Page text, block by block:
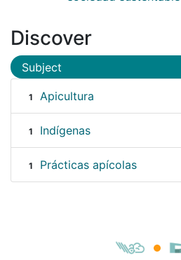
Discover
Subject
1 Apicultura
1 Indígenas
1 Prácticas apícolas